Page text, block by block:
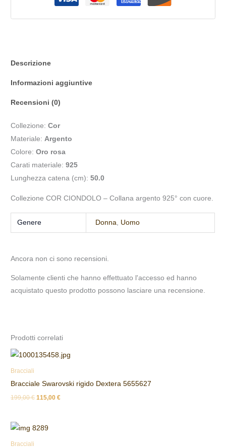
Descrizione
Informazioni aggiuntive
Recensioni (0)
Collezione: Cor
Materiale: Argento
Colore: Oro rosa
Carati materiale: 925
Lunghezza catena (cm): 50.0
Collezione COR CIONDOLO – Collana argento 925° con cuore.
Genere Donna, Uomo
Ancora non ci sono recensioni.
Solamente clienti che hanno effettuato l'accesso ed hanno
acquistato questo prodotto possono lasciare una recensione.
Prodotti correlati
Bracciali
Bracciale Swarovski rigido Dextera 5655627
199,00€ 115,00€
Bracciali